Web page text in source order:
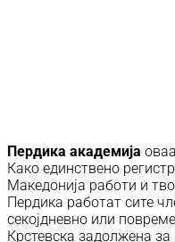
Пердика академија
Како единствено
Македонија работи и
Пердика работат сите
секојдневно или
Крстевска задолжена